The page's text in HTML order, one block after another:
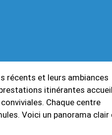
récents et leurs ambiances
itinérantes
Chaque centre
Voici un panorama clair